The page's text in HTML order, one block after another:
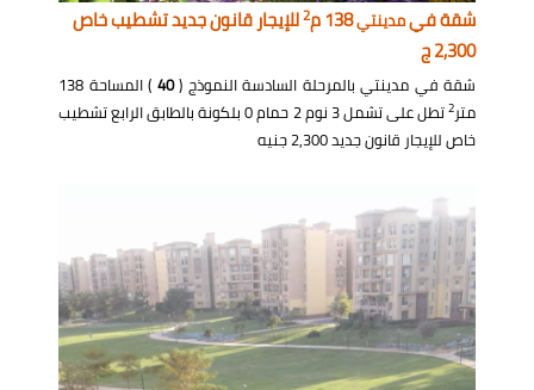
شقة فيمدينتي138 م 2للإيجار قانون جديد تشطيب خاص
2,300 ج
شقة في مدينتي بالمرحلة السادسة النموذج (40
) المساحة 138
متر2
تطل على تشمل 3 نوم 2 حمام 0 بلكونة بالطابق الرابع تشطيب
خاص للإيجار قانون جديد 2,300 جنيه